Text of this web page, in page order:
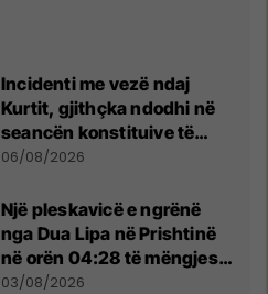
Incidenti me vezë ndaj
Kurtit, gjithçka ndodhi në
seancën konstituive të
Kuvendit
06/08/2026
Një pleskavicë e ngrënë
nga Dua Lipa në Prishtinë
në orën 04:28 të mëngjesit
- dhe bota digjitale serbe
03/08/2026